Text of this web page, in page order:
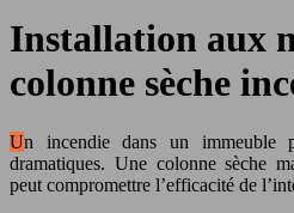
Installation aux
colonne sèche
Un incendie dans un immeuble peut avoir des conséquences
dramatiques. Une colonne sèche
peut compromettre l’efficacité de